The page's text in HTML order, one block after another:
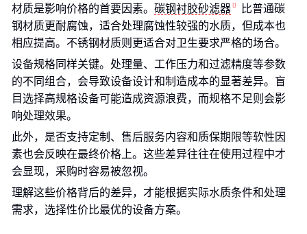
材质是影响价格的首要因素。 碳钢衬胶砂滤器
比普通碳
钢材质更耐腐蚀，适合处理腐蚀性较强的水质，但成本也
相应提高。不锈钢材质则更适合对卫生要求严格的场合。
设备规格同样关键。处理量、工作压力和过滤精度等参数
的不同组合，会导致设备设计和制造成本的显著差异。盲
目选择高规格设备可能造成资源浪费，而规格不足则会影
响处理效果。
此外，是否支持定制、售后服务内容和质保期限等软性因
素也会反映在最终价格上。这些差异往往在使用过程中才
会显现，采购时容易被忽视。
理解这些价格背后的差异，才能根据实际水质条件和处理
需求，选择性价比最优的设备方案。